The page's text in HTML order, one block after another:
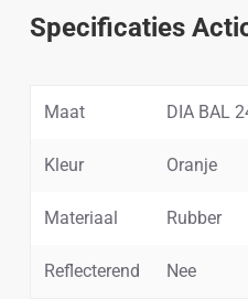
Specificaties
Maat DIA BAL
Kleur Oranje
Materiaal Rubber
Reflecterend Nee